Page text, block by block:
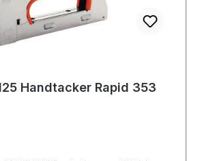
Handtacker Rapid 353